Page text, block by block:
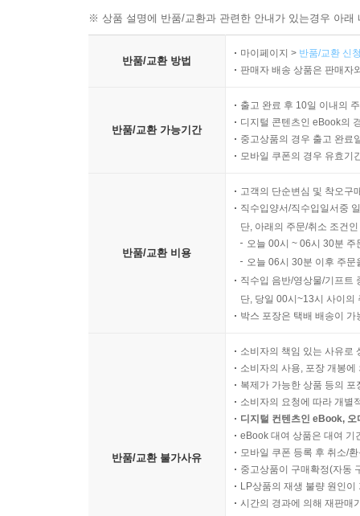
※ 상품 설명에 반품/교환과 관련한 안내가 있는경우 아
반품/교환 방법
마이페이지 > 반품/교환 신
판매자 배송 상품은 판매자
반품/교환 가능기간
출고 완료 후 10일 이내의
디지털 콘텐츠인 eBook의
중고상품의 경우 출고 완료
모바일 쿠폰의 경우 유효기
반품/교환 비용
고객의 단순변심 및 착오구
직수입양서/직수입일서중
단, 아래의 주문/취소 조건
오늘 00시 ~ 06시 30분
오늘 06시 30분 이후 주
직수입 음반/영상물/기프트
단, 당일 00시~13시 사이의
박스 포장은 택배 배송이
반품/교환 불가사유
소비자의 책임 있는 사유로
소비자의 사용, 포장 개봉
복제가 가능한 상품 등의
소비자의 요청에 따라 개별
디지털 컨텐츠인 eBook,
eBook 대여 상품은 대여 기
모바일 쿠폰 등록 후 취소/
중고상품이 구매확정(자동
LP상품의 재생 불량 원인
시간의 경과에 의해 재판매